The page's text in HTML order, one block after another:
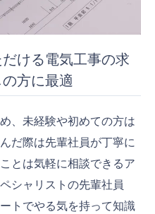
ける電気工事の求
方に最適
、未経験や初めての方は
だ際は先輩社員が丁寧に
とは気軽に相談できるア
シャリストの先輩社員
トでやる気を持って知識